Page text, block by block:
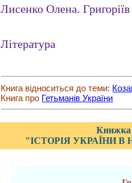
Лисенко Олена.
Література
Книга відноситься до теми:
Книга про Гетьманів України
Книжка
"ІСТОРІЯ УКРАЇНИ